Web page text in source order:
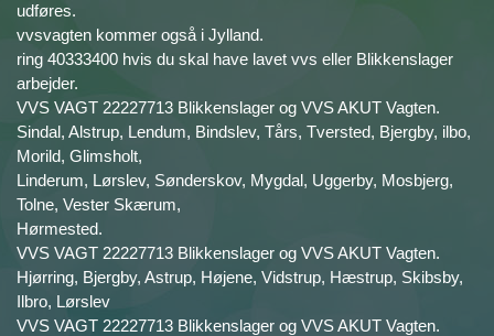
udføres.
vvsvagten kommer også i Jylland.
ring 40333400 hvis du skal have lavet vvs eller Blikkenslager
arbejder.
VVS VAGT 22227713 Blikkenslager og VVS AKUT Vagten.
Sindal, Alstrup, Lendum, Bindslev, Tårs, Tversted, Bjergby, ilbo,
Morild, Glimsholt,
Linderum, Lørslev, Sønderskov, Mygdal, Uggerby, Mosbjerg,
Tolne, Vester Skærum,
Hørmested.
VVS VAGT 22227713 Blikkenslager og VVS AKUT Vagten.
Hjørring, Bjergby, Astrup, Højene, Vidstrup, Hæstrup, Skibsby,
Ilbro, Lørslev
VVS VAGT 22227713 Blikkenslager og VVS AKUT Vagten.